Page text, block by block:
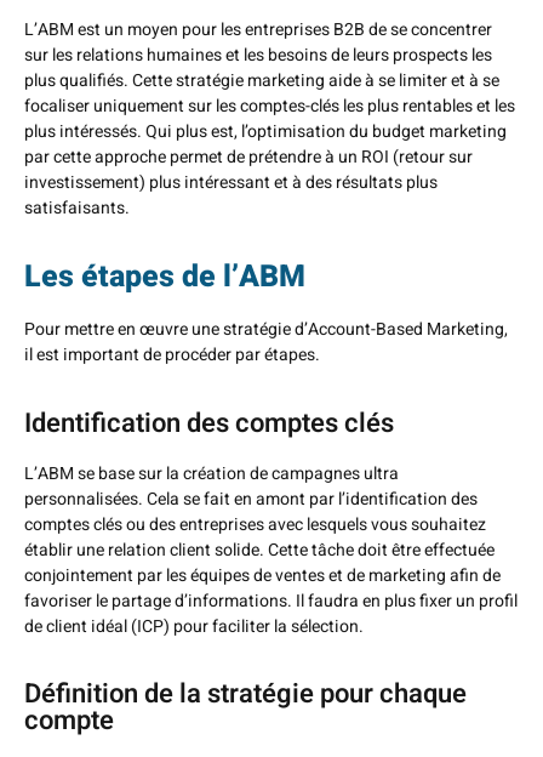
L’ABM est un moyen pour les entreprises B2B de se concentrer
sur les relations humaines et les besoins de leurs prospects les
plus qualifiés. Cette stratégie marketing aide à se limiter et à se
focaliser uniquement sur les comptes-clés les plus rentables et les
plus intéressés. Qui plus est, l’optimisation du budget marketing
par cette approche permet de prétendre à un ROI (retour sur
investissement) plus intéressant et à des résultats plus
satisfaisants.
Les étapes de l’ABM
Pour mettre en œuvre une stratégie d’Account-Based Marketing,
il est important de procéder par étapes.
Identification des comptes clés
L’ABM se base sur la création de campagnes ultra
personnalisées. Cela se fait en amont par l’identification des
comptes clés ou des entreprises avec lesquels vous souhaitez
établir une relation client solide. Cette tâche doit être effectuée
conjointement par les équipes de ventes et de marketing afin de
favoriser le partage d’informations. Il faudra en plus fixer un profil
de client idéal (ICP) pour faciliter la sélection.
Définition de la stratégie pour chaque
compte